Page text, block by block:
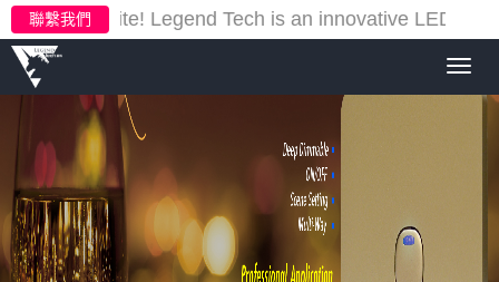
聯繫我們
new website! Legend Tech is an innovative LED